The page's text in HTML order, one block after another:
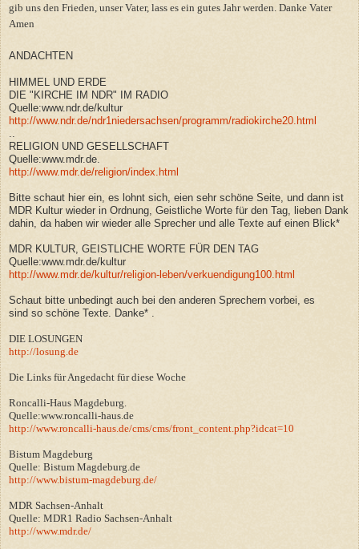
gib uns den Frieden, unser Vater, lass es ein gutes Jahr werden. Danke Vater
Amen
ANDACHTEN
HIMMEL UND ERDE
DIE "KIRCHE IM NDR" IM RADIO
Quelle:www.ndr.de/kultur
http://www.ndr.de/ndr1niedersachsen/programm/radiokirche20.html
RELIGION UND GESELLSCHAFT
Quelle:www.mdr.de.
http://www.mdr.de/religion/index.html
Bitte schaut hier ein, es lohnt sich, eien sehr schöne Seite, und dann ist
MDR Kultur wieder in Ordnung, Geistliche Worte für den Tag, lieben Dank
dahin, da haben wir wieder alle Sprecher und alle Texte auf einen Blick*
MDR KULTUR, GEISTLICHE WORTE FÜR DEN TAG
Quelle:www.mdr.de/kultur
http://www.mdr.de/kultur/religion-leben/verkuendigung100.html
Schaut bitte unbedingt auch bei den anderen Sprechern vorbei, es
sind so schöne Texte. Danke* .
DIE LOSUNGEN
http://losung.de
Die Links für Angedacht für diese Woche
Roncalli-Haus Magdeburg.
Quelle:www.roncalli-haus.de
http://www.roncalli-haus.de/cms/cms/front_content.php?idcat=10
Bistum Magdeburg
Quelle: Bistum Magdeburg.de
http://www.bistum-magdeburg.de/
MDR Sachsen-Anhalt
Quelle: MDR1 Radio Sachsen-Anhalt
http://www.mdr.de/